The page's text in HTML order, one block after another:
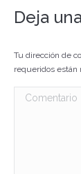
Deja
Tu dirección de
requeridos están
Comentario